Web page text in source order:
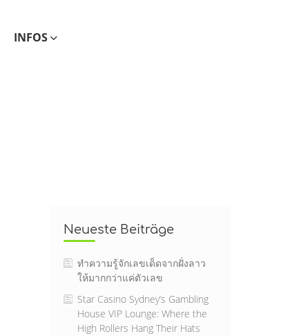
INFOS
Neueste Beiträge
ทำความรู้จักเลขเด็ดจากฝั่งลาว
ให้มากกว่าแค่ตัวเลข
Star Casino Sydney’s Gambling
House VIP Lounge: Where the
High Rollers Hang Their Hats